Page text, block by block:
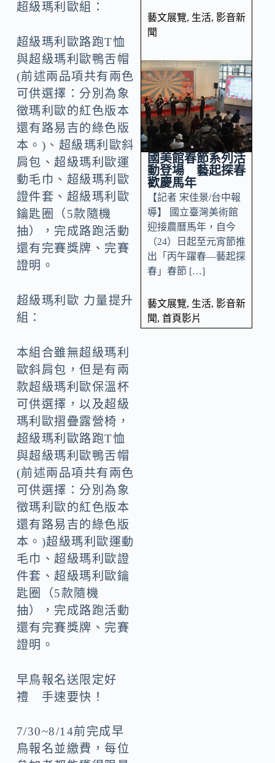
超級瑪利歐組：
超級瑪利歐路跑T恤
與超級瑪利歐鴨舌帽
(前述兩品項共有兩色
可供選擇：分別為象
徵瑪利歐的紅色版本
還有路易吉的綠色版
本。)、超級瑪利歐斜
肩包、超級瑪利歐運
動毛巾、超級瑪利歐
證件套、超級瑪利歐
鑰匙圈（5款隨機
抽），完成路跑活動
還有完賽獎牌、完賽
證明。
超級瑪利歐 力量提升
組：
本組合雖無超級瑪利
歐斜肩包，但是有兩
款超級瑪利歐保溫杯
可供選擇，以及超級
瑪利歐摺疊露營椅，
超級瑪利歐路跑T恤
與超級瑪利歐鴨舌帽
(前述兩品項共有兩色
可供選擇：分別為象
徵瑪利歐的紅色版本
還有路易吉的綠色版
本。)超級瑪利歐運動
毛巾、超級瑪利歐證
件套、超級瑪利歐鑰
匙圈（5款隨機
抽），完成路跑活動
還有完賽獎牌、完賽
證明。
早鳥報名送限定好
禮 手速要快！
7/30~8/14前完成早
鳥報名並繳費，每位
藝文展覽, 生活, 影音新
聞
國美館春節系列活
動登場 藝起探春
歡慶馬年
【記者 宋佳景/台中報
導】 國立臺灣美術館
迎接農曆馬年，自今
（24）日起至元宵節推
出「丙午躍春—藝起探
春」春節 […]
藝文展覽, 生活, 影音新
聞, 首頁影片